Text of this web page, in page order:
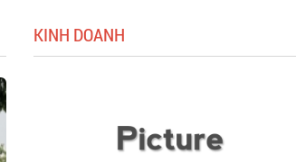
KINH DOANH